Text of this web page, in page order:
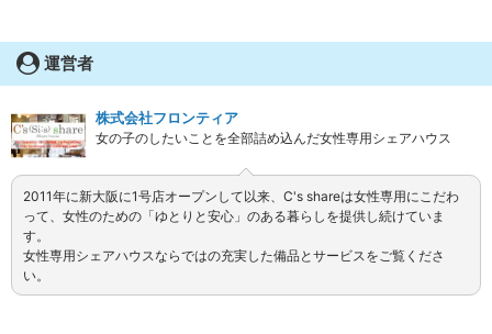
運営者
株式会社フロンティア
女の子のしたいことを全部詰め込んだ女性専用シェアハウス
2011年に新大阪に1号店オープンして以来、C's shareは女性専用にこだわ
って、女性のための「ゆとりと安心」のある暮らしを提供し続けていま
す。
女性専用シェアハウスならではの充実した備品とサービスをご覧くださ
い。